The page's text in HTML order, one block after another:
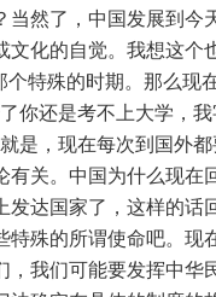
然了，中国发展到今
化的自觉。我想这个
特殊的时期。那么现
你还是考不上大学，
是，现在每次到国外
关。中国为什么现在
达国家了，这样的话
殊的所谓使命吧。现
我们可能要发挥中华